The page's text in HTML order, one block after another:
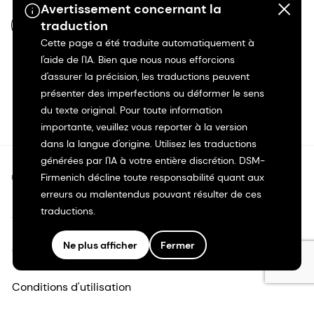
Avertissement concernant la
traduction
Cette page a été traduite automatiquement à
l'aide de l'IA. Bien que nous nous efforcions
d'assurer la précision, les traductions peuvent
présenter des imperfections ou déformer le sens
du texte original. Pour toute information
importante, veuillez vous reporter à la version
dans la langue d'origine. Utilisez les traductions
générées par l'IA à votre entière discrétion. DSM-
Firmenich décline toute responsabilité quant aux
erreurs ou malentendus pouvant résulter de ces
traductions.
Ne plus afficher Fermer
FR-FR
©2026 dsm-firmenich. Tous droits réservés.
Avis de confidentialité
Conditions d'utilisation
Conditions d'utilisation